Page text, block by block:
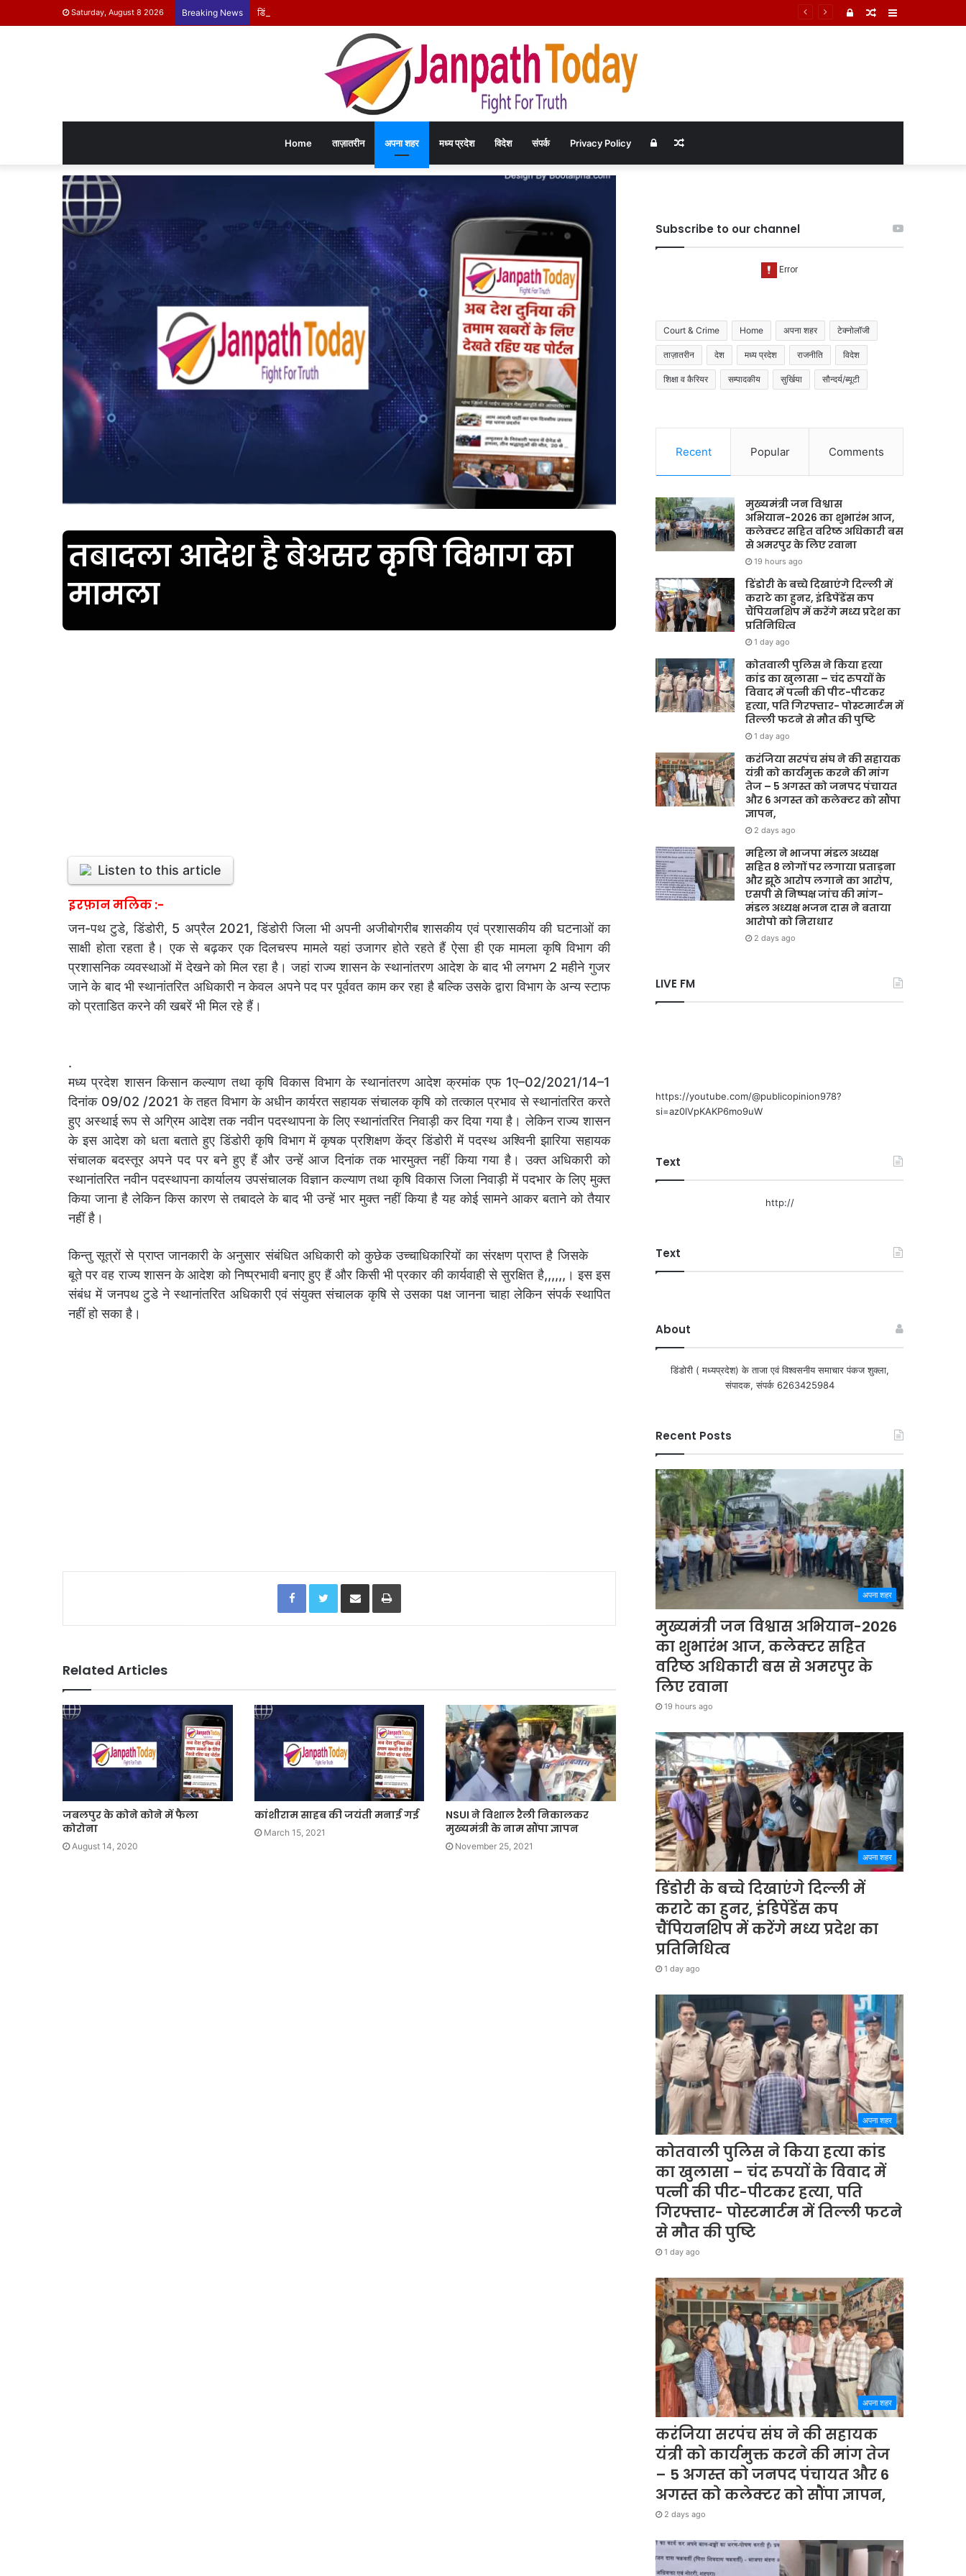
Saturday, August 8 2026 Breaking News डिंडोरी के बच्चे दिखाएंगे दिल्ली में कराटे का हुनर, इंडिपेंडेंस कप चैंपियनशिप में करेंगे मध्य प्रदेश का प्रतिनिधित्व Random
Log
Home ताज़ातरीन अपना शहर मध्य प्रदेश विदेश संपर्क Privacy Policy Random
Log
तबादला आदेश है बेअसर कृषि विभाग का
मामला
Listen to this article
इरफ़ान मलिक :-
जन-पथ टुडे, डिंडोरी, 5 अप्रैल 2021, डिंडोरी जिला भी अपनी अजीबोगरीब शासकीय एवं प्रशासकीय की घटनाओं का
साक्षी होता रहता है। एक से बढ़कर एक दिलचस्प मामले यहां उजागर होते रहते हैं ऐसा ही एक मामला कृषि विभाग की
प्रशासनिक व्यवस्थाओं में देखने को मिल रहा है। जहां राज्य शासन के स्थानांतरण आदेश के बाद भी लगभग 2 महीने गुजर
जाने के बाद भी स्थानांतरित अधिकारी न केवल अपने पद पर पूर्ववत काम कर रहा है बल्कि उसके द्वारा विभाग के अन्य स्टाफ
को प्रताडित करने की खबरें भी मिल रहे हैं।
.
मध्य प्रदेश शासन किसान कल्याण तथा कृषि विकास विभाग के स्थानांतरण आदेश क्रमांक एफ 1ए–02/2021/14–1
दिनांक 09/02 /2021 के तहत विभाग के अधीन कार्यरत सहायक संचालक कृषि को तत्काल प्रभाव से स्थानांतरित करते
हुए अस्थाई रूप से अग्रिम आदेश तक नवीन पदस्थापना के लिए स्थानांतरित निवाड़ी कर दिया गया है। लेकिन राज्य शासन
के इस आदेश को धता बताते हुए डिंडोरी कृषि विभाग में कृषक प्रशिक्षण केंद्र डिंडोरी में पदस्थ अश्विनी झारिया सहायक
संचालक बदस्तूर अपने पद पर बने हुए हैं और उन्हें आज दिनांक तक भारमुक्त नहीं किया गया है। उक्त अधिकारी को
स्थानांतरित नवीन पदस्थापना कार्यालय उपसंचालक विज्ञान कल्याण तथा कृषि विकास जिला निवाड़ी में पदभार के लिए मुक्त
किया जाना है लेकिन किस कारण से तबादले के बाद भी उन्हें भार मुक्त नहीं किया है यह कोई सामने आकर बताने को तैयार
नहीं है।
किन्तु सूत्रों से प्राप्त जानकारी के अनुसार संबंधित अधिकारी को कुछेक उच्चाधिकारियों का संरक्षण प्राप्त है जिसके
बूते पर वह राज्य शासन के आदेश को निष्प्रभावी बनाए हुए हैं और किसी भी प्रकार की कार्यवाही से सुरक्षित है,,,,,,। इस इस
संबंध में जनपथ टुडे ने स्थानांतरित अधिकारी एवं संयुक्त संचालक कृषि से उसका पक्ष जानना चाहा लेकिन संपर्क स्थापित
नहीं हो सका है।
Facebook Twitter
Related Articles
जबलपुर के कोने कोने में फैला
कोरोना
August 14, 2020
कांशीराम साहब की जयंती मनाई गई
March 15, 2021
NSUI ने विशाल रैली निकालकर
मुख्यमंत्री के नाम सौंपा ज्ञापन
November 25, 2021
Subscribe to our channel
Court & Crime Home अपना शहर टेक्नोलॉजी
ताज़ातरीन देश मध्य प्रदेश राजनीति विदेश
शिक्षा व कैरियर सम्पादकीय सुर्खिया सौन्दर्य/ब्यूटी
Recent Popular Comments
मुख्यमंत्री जन विश्वास
अभियान-2026 का शुभारंभ आज,
कलेक्टर सहित वरिष्ठ अधिकारी बस
से अमरपुर के लिए रवाना
19 hours ago
डिंडोरी के बच्चे दिखाएंगे दिल्ली में
कराटे का हुनर, इंडिपेंडेंस कप
चैंपियनशिप में करेंगे मध्य प्रदेश का
प्रतिनिधित्व
1 day ago
कोतवाली पुलिस ने किया हत्या
कांड का खुलासा – चंद रुपयों के
विवाद में पत्नी की पीट-पीटकर
हत्या, पति गिरफ्तार- पोस्टमार्टम में
तिल्ली फटने से मौत की पुष्टि
1 day ago
करंजिया सरपंच संघ ने की सहायक
यंत्री को कार्यमुक्त करने की मांग
तेज – 5 अगस्त को जनपद पंचायत
और 6 अगस्त को कलेक्टर को सौंपा
ज्ञापन,
2 days ago
महिला ने भाजपा मंडल अध्यक्ष
सहित 8 लोगों पर लगाया प्रताड़ना
और झूठे आरोप लगाने का आरोप,
एसपी से निष्पक्ष जांच की मांग-
मंडल अध्यक्ष भजन दास ने बताया
आरोपो को निराधार
2 days ago
LIVE FM
https://youtube.com/@publicopinion978?
si=az0lVpKAKP6mo9uW
Text
http://
Text
About
डिंडोरी ( मध्यप्रदेश) के ताजा एवं विश्वसनीय समाचार पंकज शुक्ला,
संपादक, संपर्क 6263425984
Recent Posts
अपना शहर
मुख्यमंत्री जन विश्वास अभियान-2026
का शुभारंभ आज, कलेक्टर सहित
वरिष्ठ अधिकारी बस से अमरपुर के
लिए रवाना
19 hours ago
अपना शहर
डिंडोरी के बच्चे दिखाएंगे दिल्ली में
कराटे का हुनर, इंडिपेंडेंस कप
चैंपियनशिप में करेंगे मध्य प्रदेश का
प्रतिनिधित्व
1 day ago
अपना शहर
कोतवाली पुलिस ने किया हत्या कांड
का खुलासा – चंद रुपयों के विवाद में
पत्नी की पीट-पीटकर हत्या, पति
गिरफ्तार- पोस्टमार्टम में तिल्ली फटने
से मौत की पुष्टि
1 day ago
अपना शहर
करंजिया सरपंच संघ ने की सहायक
यंत्री को कार्यमुक्त करने की मांग तेज
– 5 अगस्त को जनपद पंचायत और 6
अगस्त को कलेक्टर को सौंपा ज्ञापन,
2 days ago